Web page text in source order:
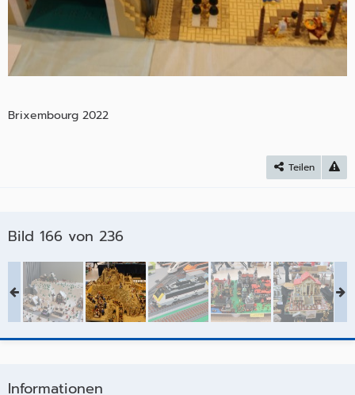
Brixembourg 2022
Teilen
Bild 166 von 236
Informationen